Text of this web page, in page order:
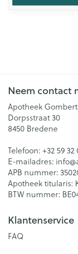
Neem contact
Apotheek
Dorpsstraat 30
8450 Bredene
Telefoon: +32 59 32
E-mailadres: info@
APB nummer:
Apotheek titularis:
BTW nummer:
Klantenservice
FAQ